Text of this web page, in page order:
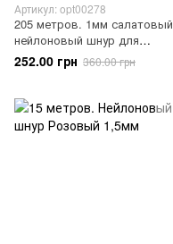
Артикул: opt00278
205 метров. 1мм салатовый
нейлоновый шнур для
макраме
252.00 грн 360.00 грн